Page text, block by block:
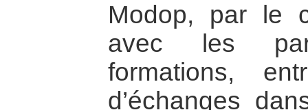
Modop, par le
avec les
formations,
d’échanges